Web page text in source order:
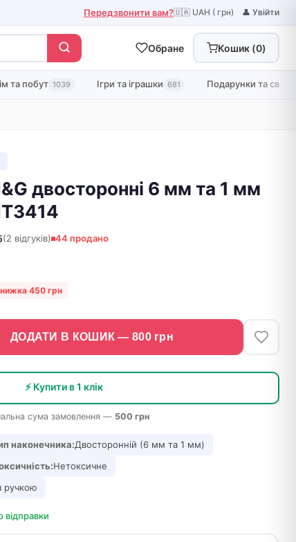
Передзвонити вам?🇺🇦 UAH ( грн) 👤 Увійти
Обране Кошик (0)
та побут 1039 Ігри та іграшки 681 Подарунки та свята
двосторонні 6 мм та 1 мм
(2 відгуків) 44 продано
450 грн
ДОДАТИ В КОШИК — 800грн
⚡ Купити в 1 клік
сума замовлення — 500 грн
наконечника:Двосторонній (6 мм та 1 мм)
Нетоксичне
ручкою
відправки